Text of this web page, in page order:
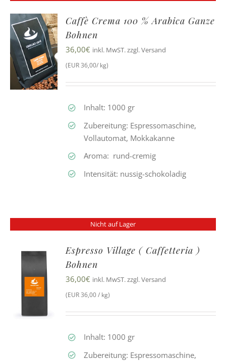
Caffè Crema 100 % Arabica Ganze
Bohnen
36,00€ inkl. MwST. zzgl. Versand
(EUR 36,00/ kg)
Inhalt: 1000 gr
Zubereitung: Espressomaschine,
Vollautomat, Mokkakanne
Aroma: rund-cremig
Intensität: nussig-schokoladig
Nicht auf Lager
Espresso Village ( Caffetteria )
Bohnen
36,00€ inkl. MwST. zzgl. Versand
(EUR 36,00 / kg)
Inhalt: 1000 gr
Zubereitung: Espressomaschine,